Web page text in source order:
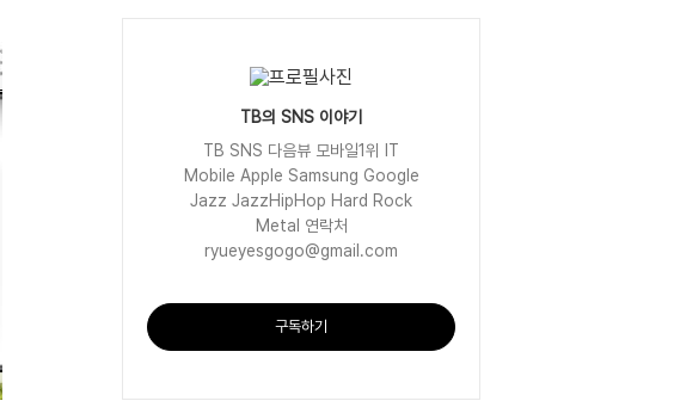
TB의 SNS 이야기
TB SNS 다음뷰 모바일1위 IT
Mobile Apple Samsung Google
Jazz JazzHipHop Hard Rock
Metal 연락처
ryueyesgogo@gmail.com
구독하기